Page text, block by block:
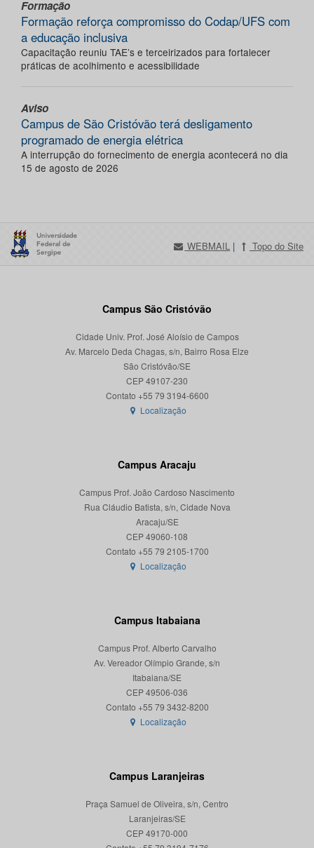
Formação
Formação reforça compromisso do Codap/UFS com
a educação inclusiva
Capacitação reuniu TAE’s e terceirizados para fortalecer
práticas de acolhimento e acessibilidade
Aviso
Campus de São Cristóvão terá desligamento
programado de energia elétrica
A interrupção do fornecimento de energia acontecerá no dia
15 de agosto de 2026
WEBMAIL | Topo do Site
Campus São Cristóvão
Cidade Univ. Prof. José Aloísio de Campos
Av. Marcelo Deda Chagas, s/n, Bairro Rosa Elze
São Cristóvão/SE
CEP 49107-230
Localização
Campus Aracaju
Campus Prof. João Cardoso Nascimento
Rua Cláudio Batista, s/n, Cidade Nova
Aracaju/SE
CEP 49060-108
Localização
Campus Itabaiana
Campus Prof. Alberto Carvalho
Av. Vereador Olímpio Grande, s/n
Itabaiana/SE
CEP 49506-036
Localização
Campus Laranjeiras
Praça Samuel de Oliveira, s/n, Centro
Laranjeiras/SE
CEP 49170-000